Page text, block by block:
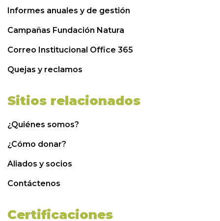
Informes anuales y de gestión
Campañas Fundación Natura
Correo Institucional Office 365
Quejas y reclamos
Sitios relacionados
¿Quiénes somos?
¿Cómo donar?
Aliados y socios
Contáctenos
Certificaciones